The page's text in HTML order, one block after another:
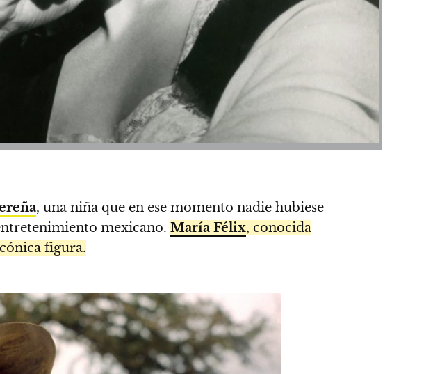
, una niña que en ese momento nadie hubiese
mexicano. María Félix, conocida
figura.